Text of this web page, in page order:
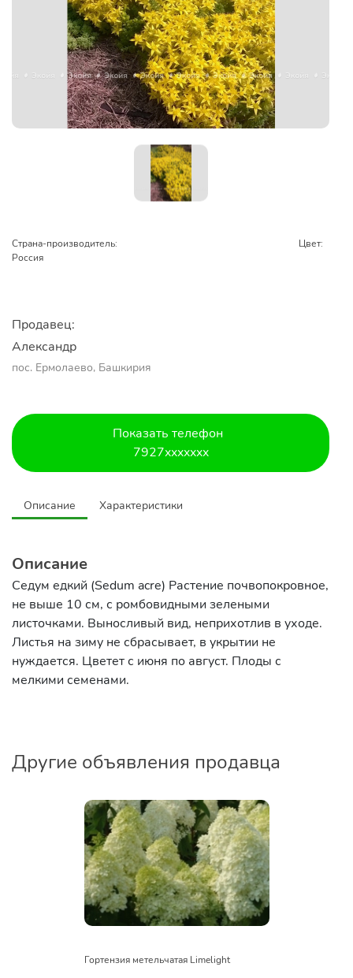
Страна-производитель:
Россия
Цвет:
Продавец:
Александр
пос. Ермолаево, Башкирия
Показать телефон
7927xxxxxxx
Описание Характеристики
Описание
Седум едкий (Sedum acre) Растение почвопокровное,
не выше 10 см, с ромбовидными зелеными
листочками. Выносливый вид, неприхотлив в уходе.
Листья на зиму не сбрасывает, в укрытии не
нуждается. Цветет с июня по август. Плоды с
мелкими семенами.
Другие объявления продавца
Гортензия метельчатая Limelight